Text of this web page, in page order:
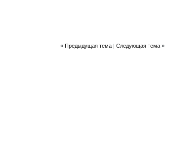
« Предыдущая тема| Следующая тема »